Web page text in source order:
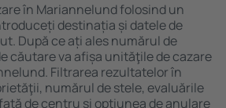
în Mariannelund folosind un
destinația și datele de
După ce ați ales numărul de
căutare va afișa unităţile de cazare
Filtrarea rezultatelor în
numărul de stele, evaluările
de centru și opțiunea de anulare